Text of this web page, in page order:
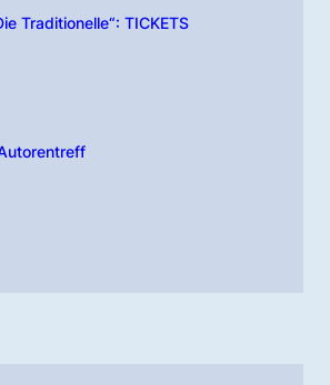
Traditionelle“: TICKETS